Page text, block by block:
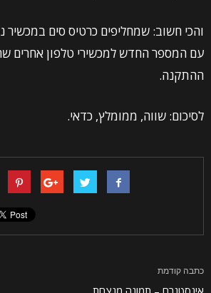
והכי חשוב: שמחליפים כרטיס סים
עם המספר החדש למכשירי טלפון אחרים
ההתקנה.
לסיכום: שווה, ממומלץ, כדאי.
כתבה קודמת